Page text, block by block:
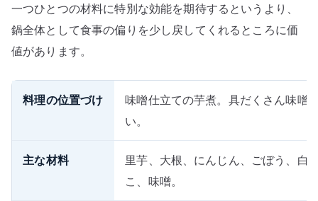
一つひとつの材料に特別な効能を期待するというより、
鍋全体として食事の偏りを少し戻してくれるところに価
値があります。
料理の位置づけ
味噌仕立ての芋煮。具だくさん味噌
い。
主な材料
里芋、大根、にんじん、ごぼう、白
こ、味噌。